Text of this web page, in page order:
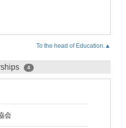
To the head of Education.▲
4
会